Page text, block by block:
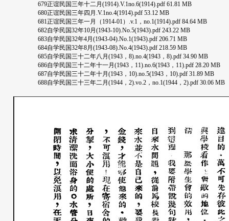
679正谊民国三年十二月(1914).V.1no.6(1914).pdf 61.81 MB
680正谊民国三年四月.V.1no.4(1914).pdf 53.12 MB
681正谊民国三年一月（1914-01）.v.1，no.1(1914).pdf 84.64 MB
682自学民国32年10月(1943-10).No.5(1943).pdf 243.22 MB
683自学民国32年4月(1943-04).No.1(1943).pdf 206.71 MB
684自学民国32年8月(1943-08).No.4(1943).pdf 218.59 MB
685自学民国三十二年八月(1943，8).no.4(1943，8).pdf 34.90 MB
686自学民国三十二年十一月(1943，11).no.6(1943，11).pdf 28.20 MB
687自学民国三十二年十月(1943，10).no.5(1943，10).pdf 31.89 MB
688自学民国三十三年二月(1944，2).vo.2，no.1(1944，2).pdf 30.06 MB